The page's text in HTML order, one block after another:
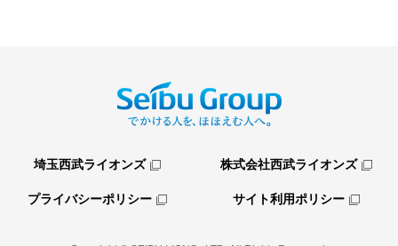
埼玉西武ライオンズ 株式会社西武ライオンズ
プライバシーポリシー サイト利用ポリシー